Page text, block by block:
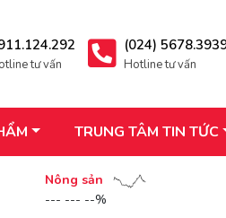
tư vấn
(024)
Hotline tư vấn
TRUNG TÂM TIN TỨC
Nông sản
--- --- --%